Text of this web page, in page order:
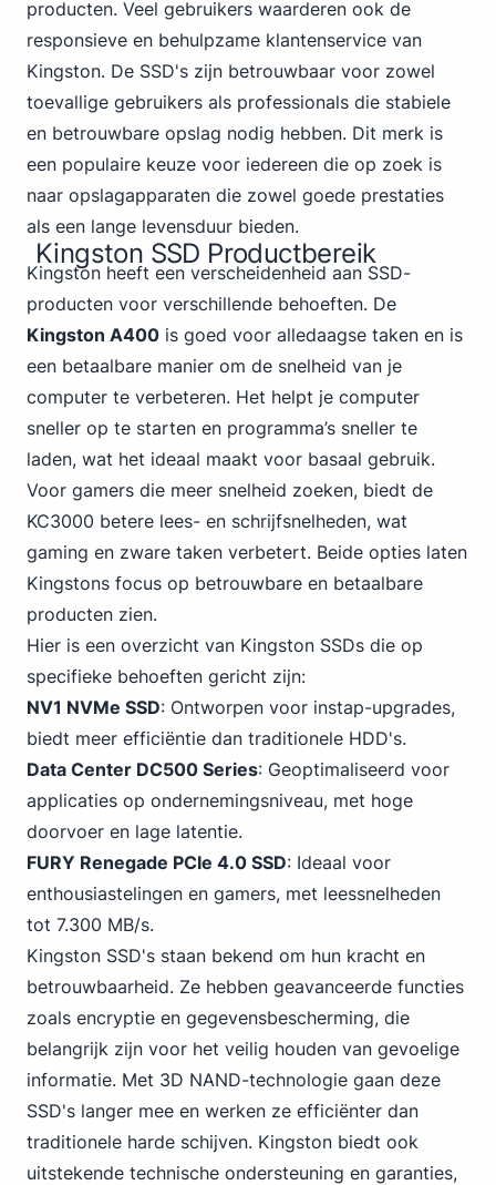
producten. Veel gebruikers waarderen ook de
responsieve en behulpzame klantenservice van
Kingston. De SSD's zijn betrouwbaar voor zowel
toevallige gebruikers als professionals die stabiele
en betrouwbare opslag nodig hebben. Dit merk is
een populaire keuze voor iedereen die op zoek is
naar opslagapparaten die zowel goede prestaties
als een lange levensduur bieden.
Kingston SSD Productbereik
Kingston heeft een verscheidenheid aan SSD-
producten voor verschillende behoeften. De
Kingston A400 is goed voor alledaagse taken en is
een betaalbare manier om de snelheid van je
computer te verbeteren. Het helpt je computer
sneller op te starten en programma’s sneller te
laden, wat het ideaal maakt voor basaal gebruik.
Voor gamers die meer snelheid zoeken, biedt de
KC3000 betere lees- en schrijfsnelheden, wat
gaming en zware taken verbetert. Beide opties laten
Kingstons focus op betrouwbare en betaalbare
producten zien.
Hier is een overzicht van Kingston SSDs die op
specifieke behoeften gericht zijn:
NV1 NVMe SSD: Ontworpen voor instap-upgrades,
biedt meer efficiëntie dan traditionele HDD's.
Data Center DC500 Series: Geoptimaliseerd voor
applicaties op ondernemingsniveau, met hoge
doorvoer en lage latentie.
FURY Renegade PCIe 4.0 SSD: Ideaal voor
enthousiastelingen en gamers, met leessnelheden
tot 7.300 MB/s.
Kingston SSD's staan bekend om hun kracht en
betrouwbaarheid. Ze hebben geavanceerde functies
zoals encryptie en gegevensbescherming, die
belangrijk zijn voor het veilig houden van gevoelige
informatie. Met 3D NAND-technologie gaan deze
SSD's langer mee en werken ze efficiënter dan
traditionele harde schijven. Kingston biedt ook
uitstekende technische ondersteuning en garanties,